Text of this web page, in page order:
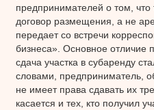
предпринимателей о том,
договор размещения, а не
передает со встречи
бизнеса». Основное отличие
сдача участка в субаренду
словами, предприниматель,
не имеет права сдавать их
касается и тех, кто получил